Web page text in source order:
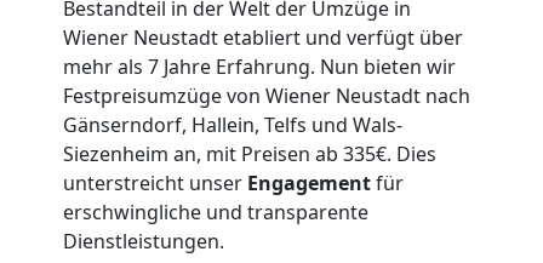
Bestandteil in der Welt der Umzüge in
Wiener Neustadt etabliert und verfügt über
mehr als 7 Jahre Erfahrung. Nun bieten wir
Festpreisumzüge von Wiener Neustadt nach
Gänserndorf, Hallein, Telfs und Wals-
Siezenheim an, mit Preisen ab 335€. Dies
unterstreicht unser Engagementfür
erschwingliche und transparente
Dienstleistungen.
Möbeltransport
Wiener
Neustadt